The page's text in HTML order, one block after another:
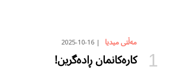
مەڵتی میدیا 2025-10-16
کارەکانمان ڕادەگرین!